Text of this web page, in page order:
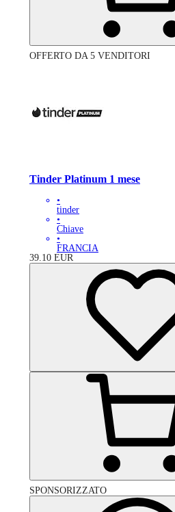
OFFERTO DA 5 VENDITORI
Tinder Platinum 1 mese
•
tinder
•
Chiave
•
FRANCIA
39.10 EUR
SPONSORIZZATO